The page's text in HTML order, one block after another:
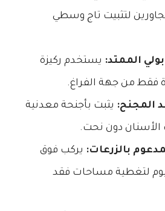
لتثبيت تاج وسطي
الممتد: يستخدم ركيزة
فقط من جهة الفراغ.
المجنح: يثبت بأجنحة معدنية
الأسنان دون نحت.
بالزرعات: يركب فوق
لتغطية مساحات فقد